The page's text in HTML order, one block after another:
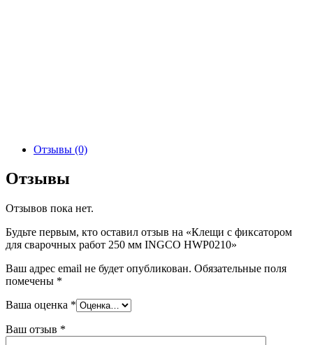
Отзывы (0)
Отзывы
Отзывов пока нет.
Будьте первым, кто оставил отзыв на «Клещи с фиксатором
для сварочных работ 250 мм INGCO HWP0210»
Ваш адрес email не будет опубликован. Обязательные поля
помечены *
Ваша оценка *
Ваш отзыв *